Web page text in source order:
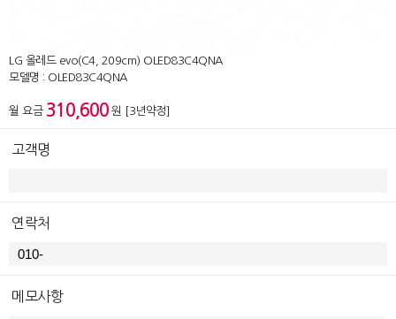
LG 올레드 evo(C4, 209cm) OLED83C4QNA
모델명 : OLED83C4QNA
월 요금 310,600 원 [3년약정]
고객명
연락처
메모사항